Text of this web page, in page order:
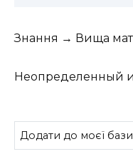
Знання → Вища
Неопределенный
Додати до моєї